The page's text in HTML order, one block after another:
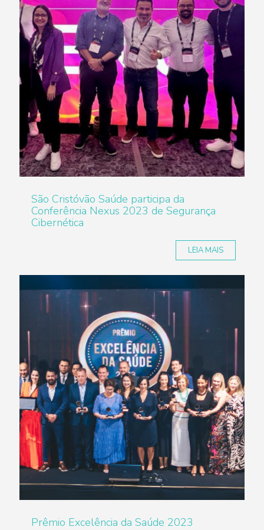
São Cristóvão Saúde participa da
Conferência Nexus 2023 de Segurança
Cibernética
LEIA MAIS
Prêmio Excelência da Saúde 2023